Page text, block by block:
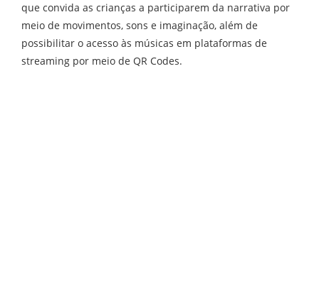
que convida as crianças a participarem da narrativa por
meio de movimentos, sons e imaginação, além de
possibilitar o acesso às músicas em plataformas de
streaming por meio de QR Codes.